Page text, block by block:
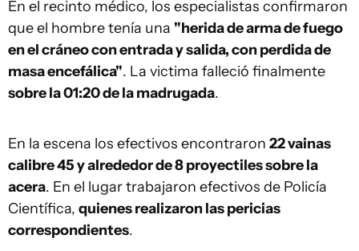
En el recinto médico, los especialistas confirmaron
que el hombre tenía una "herida de arma de fuego
en el cráneo con entrada y salida, con perdida de
masa encefálica". La victima falleció finalmente
sobre la 01:20 de la madrugada.
En la escena los efectivos encontraron 22 vainas
calibre 45 y alrededor de 8 proyectiles sobre la
acera. En el lugar trabajaron efectivos de Policía
Científica, quienes realizaron las pericias
correspondientes.